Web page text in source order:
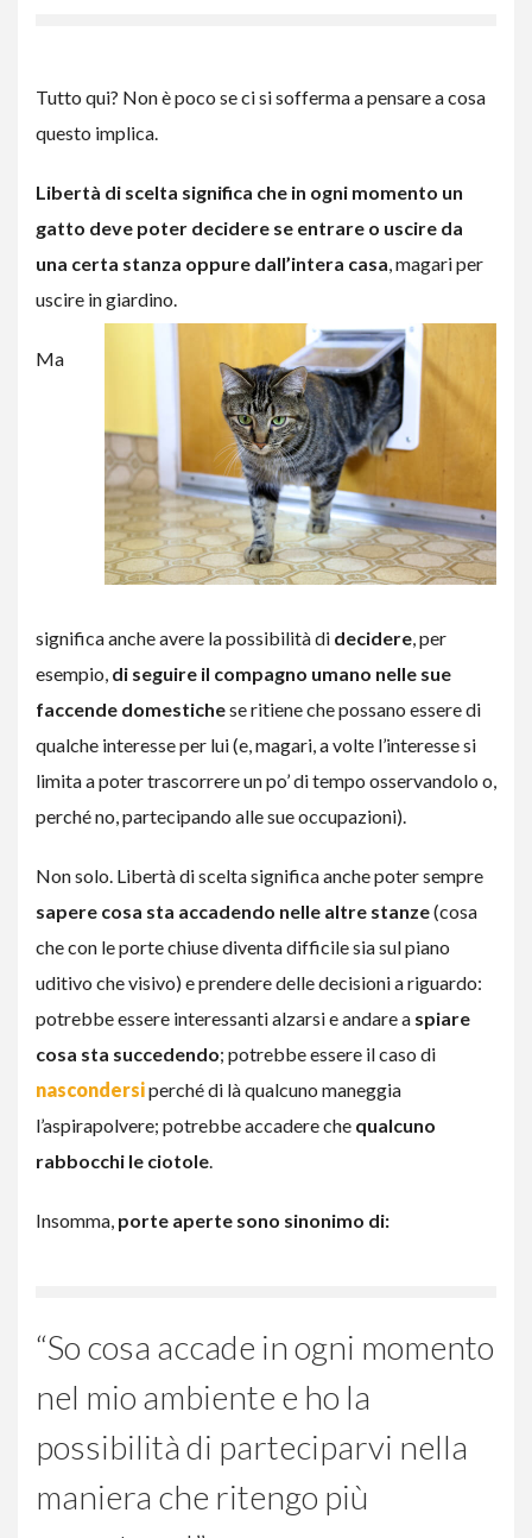
Tutto qui? Non è poco se ci si sofferma a pensare a cosa
questo implica.
Libertà di scelta significa che in ogni momento un
gatto deve poter decidere se entrare o uscire da
una certa stanza oppure dall’intera casa, magari per
uscire in giardino.
Ma
significa anche avere la possibilità di decidere, per
esempio, di seguire il compagno umano nelle sue
faccende domestichese ritiene che possano essere di
qualche interesse per lui (e, magari, a volte l’interesse si
limita a poter trascorrere un po’ di tempo osservandolo o,
perché no, partecipando alle sue occupazioni).
Non solo. Libertà di scelta significa anche poter sempre
sapere cosa sta accadendo nelle altre stanze(cosa
che con le porte chiuse diventa difficile sia sul piano
uditivo che visivo) e prendere delle decisioni a riguardo:
potrebbe essere interessanti alzarsi e andare a spiare
cosa sta succedendo; potrebbe essere il caso di
nascondersiperché di là qualcuno maneggia
l’aspirapolvere; potrebbe accadere che qualcuno
rabbocchi le ciotole.
Insomma, porte aperte sono sinonimo di:
“So cosa accade in ogni momento
nel mio ambiente e ho la
possibilità di parteciparvi nella
maniera che ritengo più